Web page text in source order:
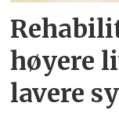
høyere
lavere